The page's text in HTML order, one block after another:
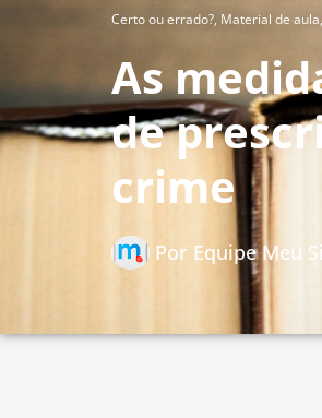
Certo ou errado?, Material de aula,
As
de
crime
Por Equipe Meu